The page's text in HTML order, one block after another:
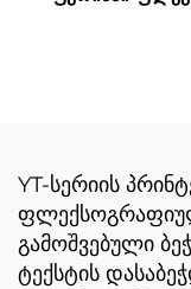
YT-სერიის
გამოშვებული
ტექსტის